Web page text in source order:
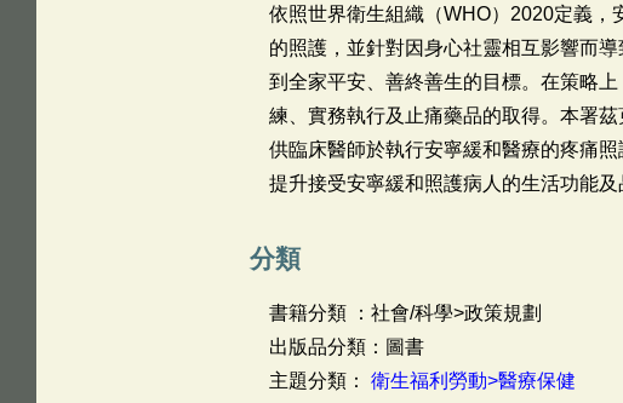
依照世界衛生組織（WHO）2020定義，
的照護，並針對因身心社靈相互影響而
到全家平安、善終善生的目標。在策略
練、實務執行及止痛藥品的取得。本署
供臨床醫師於執行安寧緩和醫療的疼痛
提升接受安寧緩和照護病人的生活功能及
分類
書籍分類 ：社會/科學>政策規劃
出版品分類：圖書
主題分類： 衛生福利勞動>醫療保健